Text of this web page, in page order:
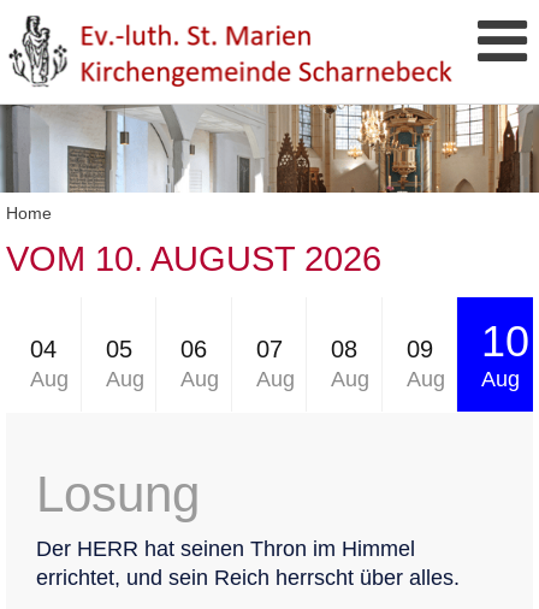
Home
VOM 10. AUGUST 2026
04
Aug
05
Aug
06
Aug
07
Aug
08
Aug
09
Aug
10
Aug
Losung
Der HERR hat seinen Thron im Himmel
errichtet, und sein Reich herrscht über alles.